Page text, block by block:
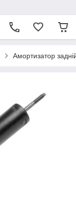
Амортизатор